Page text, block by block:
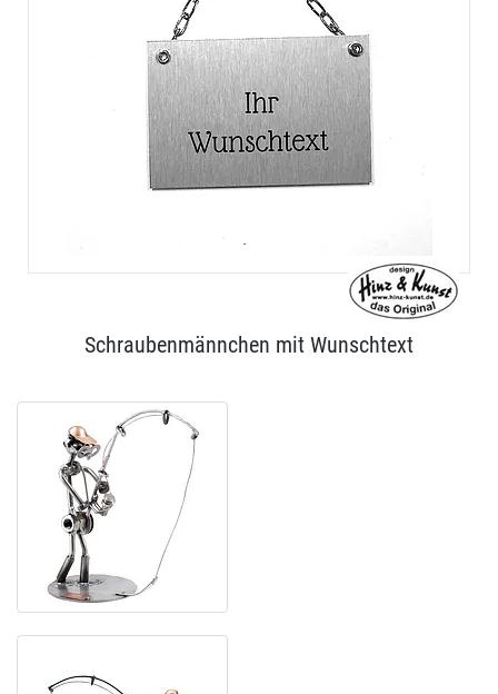
Schraubenmännchen mit Wunschtext